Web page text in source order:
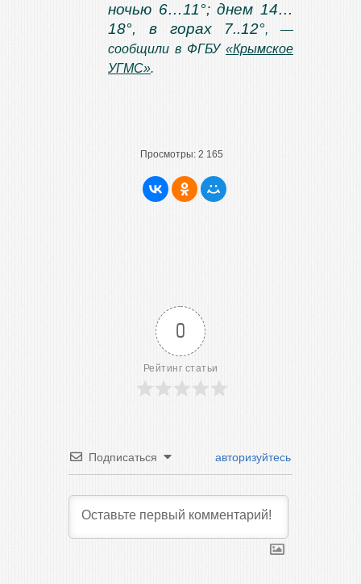
ночью 6…11°; днем 14…
18°, в горах 7..12°, —
сообщили в ФГБУ «Крымское
УГМС».
Просмотры: 2 165
0
Рейтинг статьи
Подписаться авторизуйтесь